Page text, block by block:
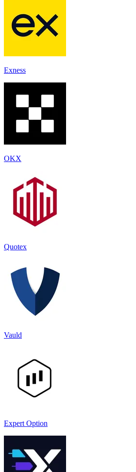
Exness
OKX
Quotex
Vauld
Expert Option